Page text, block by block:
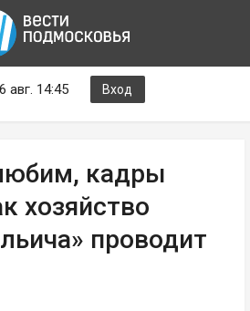
авг. 14:45 Вход
кадры
хозяйство
проводит